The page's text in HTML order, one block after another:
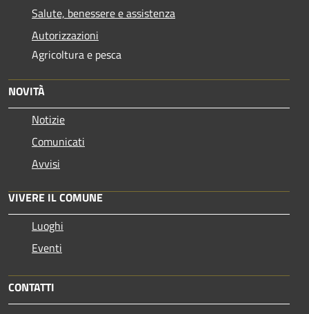
Salute, benessere e assistenza
Autorizzazioni
Agricoltura e pesca
NOVITÀ
Notizie
Comunicati
Avvisi
VIVERE IL COMUNE
Luoghi
Eventi
CONTATTI